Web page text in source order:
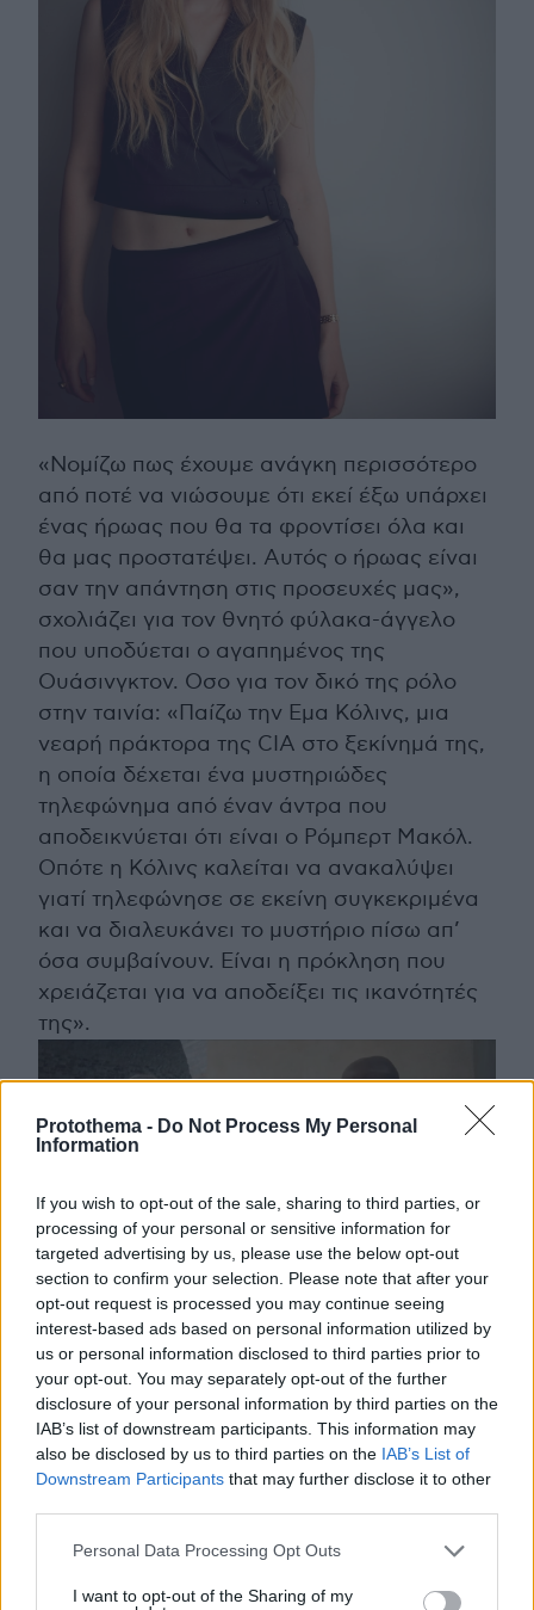
Protothema - Do Not Process My Personal
Information
If you wish to opt-out of the sale, sharing to third parties, or
processing of your personal or sensitive information for
targeted advertising by us, please use the below opt-out
section to confirm your selection. Please note that after your
opt-out request is processed you may continue seeing
interest-based ads based on personal information utilized by
us or personal information disclosed to third parties prior to
your opt-out. You may separately opt-out of the further
disclosure of your personal information by third parties on the
IAB’s list of downstream participants. This information may
also be disclosed by us to third parties on the IAB’s List of
Downstream Participants that may further disclose it to other
Please note that this website/app uses one or more Google
not limited to your visit or usage behaviour. You may click to
Personal Data Processing Opt Outs
I want to opt-out of the Sharing of my
«Νομίζω πως έχουμε ανάγκη περισσότερο
από ποτέ να νιώσουμε ότι εκεί έξω υπάρχει
ένας ήρωας που θα τα φροντίσει όλα και
θα μας προστατέψει. Αυτός ο ήρωας είναι
σαν την απάντηση στις προσευχές μας»,
σχολιάζει για τον θνητό φύλακα-άγγελο
που υποδύεται ο αγαπημένος της
Ουάσινγκτον. Οσο για τον δικό της ρόλο
στην ταινία: «Παίζω την Εμα Κόλινς, μια
νεαρή πράκτορα της CIA στο ξεκίνημά της,
η οποία δέχεται ένα μυστηριώδες
τηλεφώνημα από έναν άντρα που
αποδεικνύεται ότι είναι ο Ρόμπερτ Μακόλ.
Οπότε η Κόλινς καλείται να ανακαλύψει
γιατί τηλεφώνησε σε εκείνη συγκεκριμένα
και να διαλευκάνει το μυστήριο πίσω απ’
όσα συμβαίνουν. Είναι η πρόκληση που
χρειάζεται για να αποδείξει τις ικανότητές
της».
Ντακότα Φάνινγκ και Ντένζελ Ουάσινγκτον συναντήθηκαν
πρώτη φορά στη μεγάλη οθόνη το 2004, όταν καθήλωσαν το
κοινό με το «Διά πυρός και σιδήρου». Σχεδόν δύο δεκαετίες
μετά, παίρνουν πάνω τους το τρίτο και τελευταίο σίκουελ
του «The Equalizer»
Για τις ανάγκες των γυρισμάτων, μάλιστα, η
Αμερικανίδα Ντακότα βρέθηκε σε μερικές
από τις πιο καρτποσταλικές τοποθεσίες της
αναφερόμενη στα υπέροχα μέρη και τους
ανθρώπους που γνώρισε εκεί. «Με πολλά